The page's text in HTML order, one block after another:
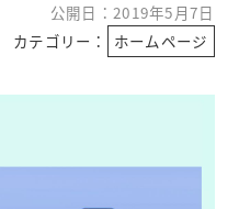
公開日：2019年5月7日
カテゴリー：
ホームページ